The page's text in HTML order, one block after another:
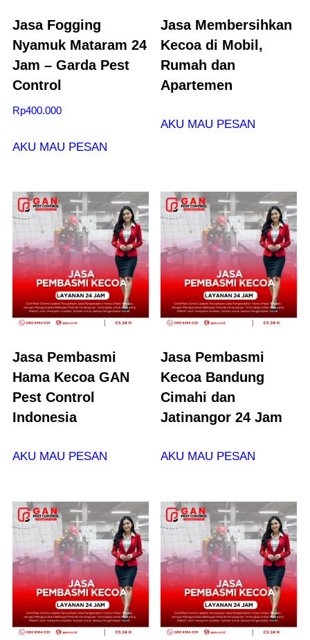
Jasa Fogging
Nyamuk Mataram 24
Jam – Garda Pest
Control
Rp400.000
AKU MAU PESAN
Jasa Membersihkan
Kecoa di Mobil,
Rumah dan
Apartemen
AKU MAU PESAN
Jasa Pembasmi
Hama Kecoa GAN
Pest Control
Indonesia
AKU MAU PESAN
Jasa Pembasmi
Kecoa Bandung
Cimahi dan
Jatinangor 24 Jam
AKU MAU PESAN